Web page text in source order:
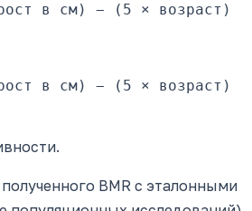
в см) − (5 × возраст)
в см) − (5 × возраст)
BMR с эталонными